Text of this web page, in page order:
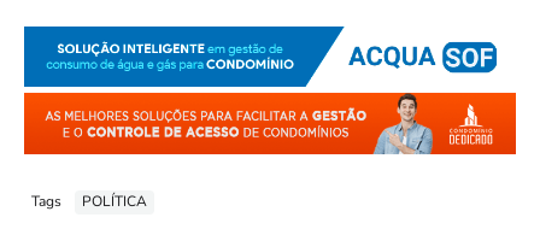
Tags POLÍTICA